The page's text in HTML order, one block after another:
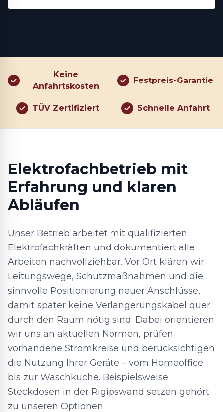
Keine
Anfahrtskosten
Festpreis-Garantie
TÜV Zertifiziert Schnelle Anfahrt
Elektrofachbetrieb mit
Erfahrung und klaren
Abläufen
Unser Betrieb arbeitet mit qualifizierten
Elektrofachkräften und dokumentiert alle
Arbeiten nachvollziehbar. Vor Ort klären wir
Leitungswege, Schutzmaßnahmen und die
sinnvolle Positionierung neuer Anschlüsse,
damit später keine Verlängerungskabel quer
durch den Raum nötig sind. Dabei orientieren
wir uns an aktuellen Normen, prüfen
vorhandene Stromkreise und berücksichtigen
die Nutzung Ihrer Geräte – vom Homeoffice
bis zur Waschküche. Beispielsweise
Steckdosen in der Rigipswand setzen gehört
zu unseren Optionen.